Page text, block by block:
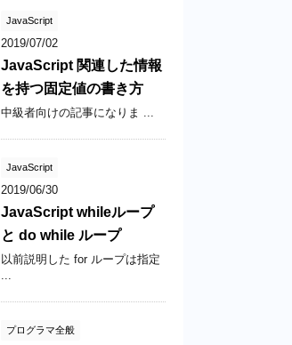
JavaScript
2019/07/02
JavaScript 関連した情報
を持つ固定値の書き方
中級者向けの記事になりま ...
JavaScript
2019/06/30
JavaScript whileループ
と do while ループ
以前説明した for ループは指定
...
プログラマ全般